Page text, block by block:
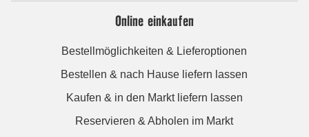
Online einkaufen
Bestellmöglichkeiten & Lieferoptionen
Bestellen & nach Hause liefern lassen
Kaufen & in den Markt liefern lassen
Reservieren & Abholen im Markt